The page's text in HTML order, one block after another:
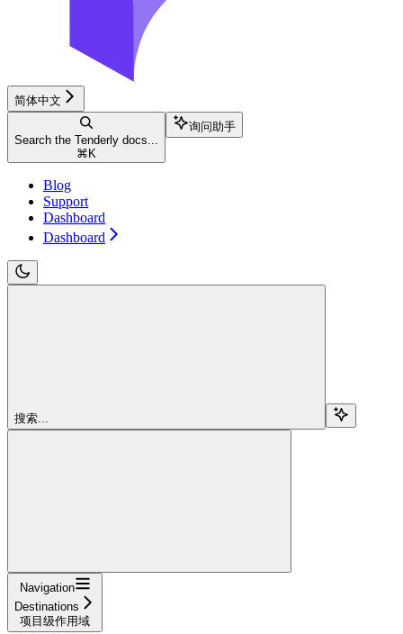
简体中文
Search the Tenderly docs...
⌘ K
询问助手
Blog
Support
Dashboard
Dashboard
搜索...
Navigation
Destinations
项目级作用域